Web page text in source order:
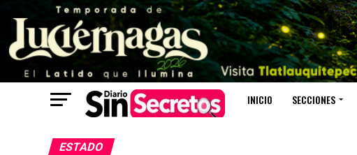
INICIO SECCIONES
ESTADO